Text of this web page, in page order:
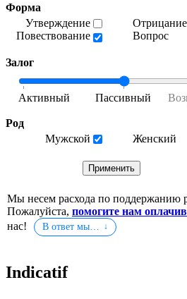
Форма
Утверждение
Повествование
Отрицание
Вопрос
Залог
Род
Мужской
Женский
Мы несем расхода по поддержанию
Пожалуйста, помогите нам
нас!
В ответ мы…
Indicatif